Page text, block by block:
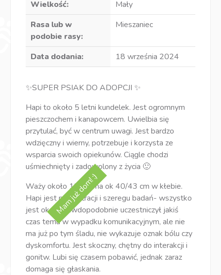
Wielkość:
Mały
Rasa lub w
podobie rasy:
Mieszaniec
Data dodania: 18 września 2024
Mam już dom! :)
✨️SUPER PSIAK DO ADOPCJI ✨️
Hapi to około 5 letni kundelek. Jest ogromnym
pieszczochem i kanapowcem. Uwielbia się
przytulać, być w centrum uwagi. Jest bardzo
wdzięczny i wierny, potrzebuje i korzysta ze
wsparcia swoich opiekunów. Ciągle chodzi
uśmiechnięty i zadowolony z życia 🙂
Waży około 12kg i ma ok 40/43 cm w kłebie.
Hapi jest po kastracji i szeregu badań- wszystko
jest okej. Prawdopodobnie uczestniczył jakiś
czas temu w wypadku komunikacyjnym, ale nie
ma już po tym śladu, nie wykazuje oznak bólu czy
dyskomfortu. Jest skoczny, chętny do interakcji i
gonitw. Lubi się czasem pobawić, jednak zaraz
domaga się głaskania.